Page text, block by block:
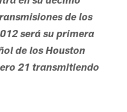
de los
será su primera
de los Houston
21 transmitiendo